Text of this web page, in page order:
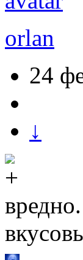
orlan
24
↓